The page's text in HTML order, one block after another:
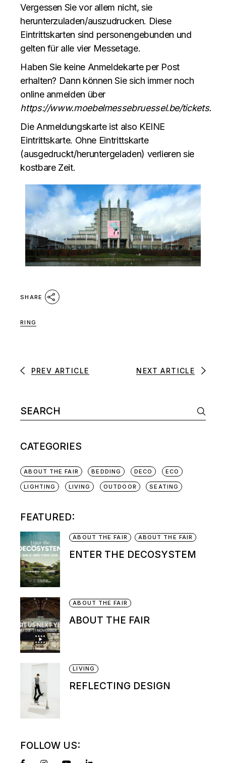
Vergessen Sie vor allem nicht, sie
herunterzuladen/auszudrucken. Diese
Eintrittskarten sind personengebunden und
gelten für alle vier Messetage.
Haben Sie keine Anmeldekarte per Post
erhalten? Dann können Sie sich immer noch
online anmelden über
https://www.moebelmessebruessel.be/tickets.
Die Anmeldungskarte ist also KEINE
Eintrittskarte. Ohne Eintrittskarte
(ausgedruckt/heruntergeladen) verlieren sie
kostbare Zeit.
SHARE
RING
PREV ARTICLE NEXT ARTICLE
CATEGORIES
ABOUT THE FAIR BEDDING DECO ECO
LIGHTING LIVING OUTDOOR SEATING
FEATURED:
ABOUT THE FAIR ABOUT THE FAIR
ENTER THE DECOSYSTEM
ABOUT THE FAIR
ABOUT THE FAIR
LIVING
REFLECTING DESIGN
FOLLOW US: